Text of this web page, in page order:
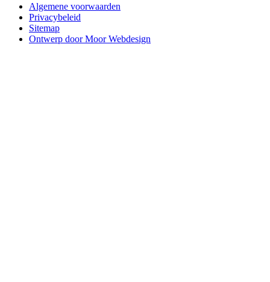
Algemene voorwaarden
Privacybeleid
Sitemap
Ontwerp door Moor Webdesign